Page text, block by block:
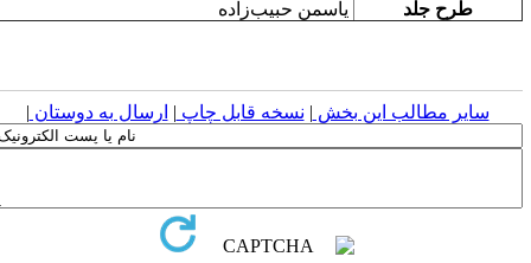
طرح جلد
یاسمن حبیب‌زاده
سایر مطالب این بخش | نسخه قابل چاپ| ارسال به دوستان|